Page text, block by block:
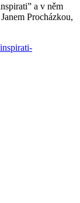
a v něm
Procházkou,